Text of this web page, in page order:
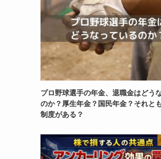
プロ野球選手の年金、退職金はどう
のか？厚生年金？国民年金？それと
制度がある？